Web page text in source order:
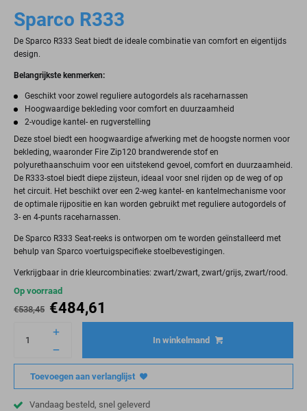
Sparco R333
De Sparco R333 Seat biedt de ideale combinatie van comfort en eigentijds
design.
Belangrijkste kenmerken:
Geschikt voor zowel reguliere autogordels als raceharnassen
Hoogwaardige bekleding voor comfort en duurzaamheid
2-voudige kantel- en rugverstelling
Deze stoel biedt een hoogwaardige afwerking met de hoogste normen voor
bekleding, waaronder Fire Zip120 brandwerende stof en
polyurethaanschuim voor een uitstekend gevoel, comfort en duurzaamheid.
De R333-stoel biedt diepe zijsteun, ideaal voor snel rijden op de weg of op
het circuit. Het beschikt over een 2-weg kantel- en kantelmechanisme voor
de optimale rijpositie en kan worden gebruikt met reguliere autogordels of
3- en 4-punts raceharnassen.
De Sparco R333 Seat-reeks is ontworpen om te worden geïnstalleerd met
behulp van Sparco voertuigspecifieke stoelbevestigingen.
Verkrijgbaar in drie kleurcombinaties: zwart/zwart, zwart/grijs, zwart/rood.
Op voorraad
€538,45 €484,61
In winkelmand
Toevoegen aan verlanglijst
Vandaag besteld, snel geleverd